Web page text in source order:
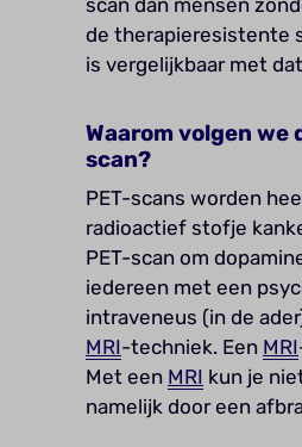
scan dan mensen
de therapieresistente
is vergelijkbaar met
Waarom volgen we
scan?
PET-scans worden
radioactief stofje
PET-scan om
iedereen met een
intraveneus (in de
MRI-techniek. Een MRI
Met een MRI kun je
namelijk door een